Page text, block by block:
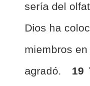
sería del
Dios ha
miembros
agradó.
19